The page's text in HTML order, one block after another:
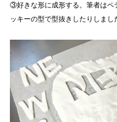
③好きな形に成形する。筆者はペ
ッキーの型で型抜きしたりしまし